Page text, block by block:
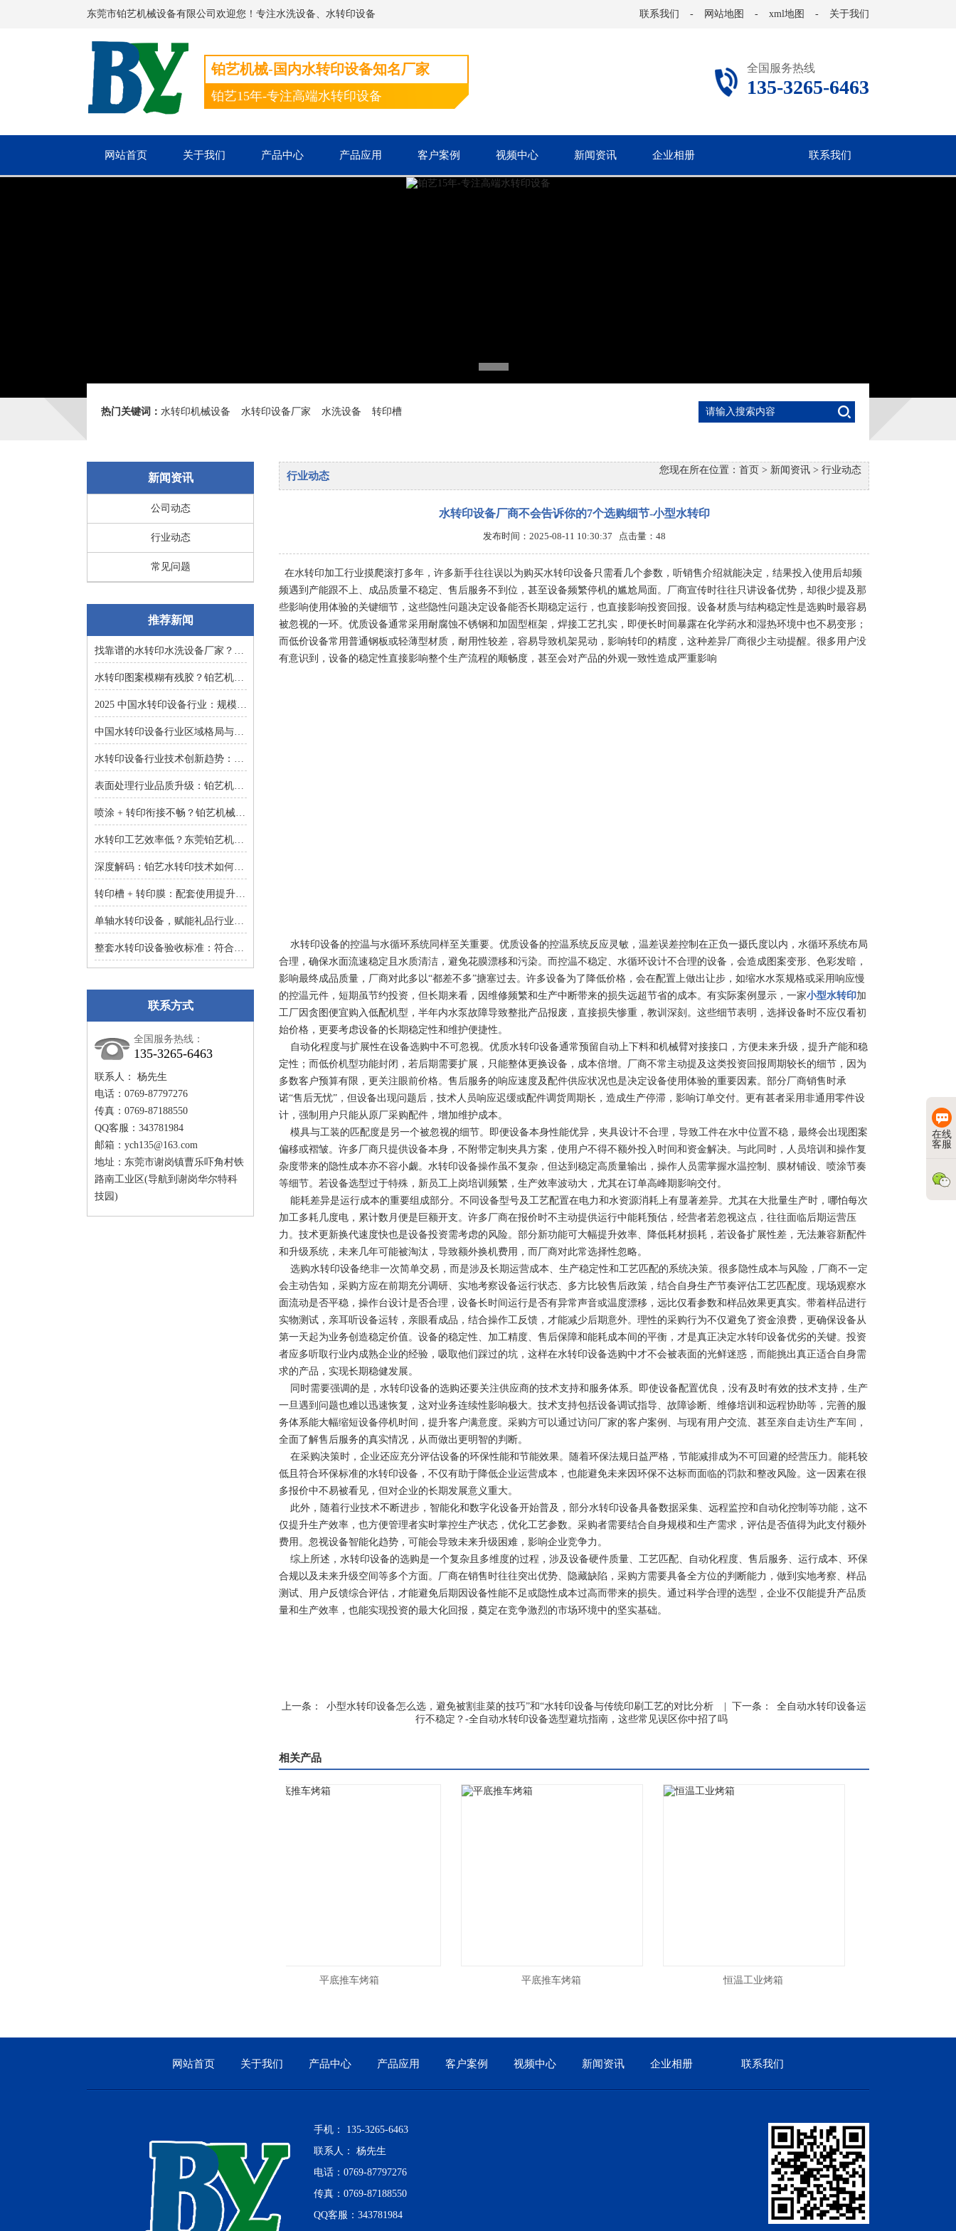
东莞市铂艺机械设备有限公司欢迎您！专注水洗设备、水转印设备 联系我们 - 网站地图 - xml地图 - 关于我们
铂艺机械-国内水转印设备知名厂家
铂艺15年-专注高端水转印设备
全国服务热线
135-3265-6463
网站首页 关于我们 产品中心 产品应用 客户案例 视频中心 新闻资讯 企业相册 联系我们
热门关键词： 水转印机械设备 水转印设备厂家 水洗设备 转印槽
新闻资讯
公司动态
行业动态
常见问题
推荐新闻
找靠谱的水转印水洗设备厂家？东莞铂艺机械提供一对一非标定制
水转印图案模糊有残胶？铂艺机械自动化水洗设备一键解决难题
2025 中国水转印设备行业：规模扩张、结构优化与增长逻辑深度解析
中国水转印设备行业区域格局与投资机会：集群效应与增量市场的双重红利
水转印设备行业技术创新趋势：智能化、环保化与精密化的突围之路
表面处理行业品质升级：铂艺机械水转印设备重塑装饰工艺新标准
喷涂 + 转印衔接不畅？铂艺机械：自动喷涂生产线 + 水转印设备，实现全流程自动化
水转印工艺效率低？东莞铂艺机械：整套水转印设备，适配多场景生产需求
深度解码：铂艺水转印技术如何重新定义曲面包装价值链
转印槽 + 转印膜：配套使用提升实验成功率-铂艺机械设备有限公司
单轴水转印设备，赋能礼品行业小批量定制：高效、省心、低成本-铂艺机械设备有限公司
整套水转印设备验收标准：符合行业质量规范是核心-铂艺机械设备有限公司
联系方式
全国服务热线：
135-3265-6463
联系人： 杨先生
电话：0769-87797276
传真：0769-87188550
QQ客服：343781984
邮箱： ych135@163.com
地址：东莞市谢岗镇曹乐吓角村铁
路南工业区(导航到谢岗华尔特科
技园)
您现在所在位置： 首页 > 新闻资讯 > 行业动态
行业动态
水转印设备厂商不会告诉你的7个选购细节-小型水转印
发布时间：2025-08-11 10:30:37 点击量： 48
在水转印加工行业摸爬滚打多年，许多新手往往误以为购买水转印设备只需看几个参数，听销售介绍就能决定，结果投入使用后却频
频遇到产能跟不上、成品质量不稳定、售后服务不到位，甚至设备频繁停机的尴尬局面。厂商宣传时往往只讲设备优势，却很少提及那
些影响使用体验的关键细节，这些隐性问题决定设备能否长期稳定运行，也直接影响投资回报。设备材质与结构稳定性是选购时最容易
被忽视的一环。优质设备通常采用耐腐蚀不锈钢和加固型框架，焊接工艺扎实，即便长时间暴露在化学药水和湿热环境中也不易变形；
而低价设备常用普通钢板或轻薄型材质，耐用性较差，容易导致机架晃动，影响转印的精度，这种差异厂商很少主动提醒。很多用户没
有意识到，设备的稳定性直接影响整个生产流程的顺畅度，甚至会对产品的外观一致性造成严重影响
水转印设备的控温与水循环系统同样至关重要。优质设备的控温系统反应灵敏，温差误差控制在正负一摄氏度以内，水循环系统布局
合理，确保水面流速稳定且水质清洁，避免花膜漂移和污染。而控温不稳定、水循环设计不合理的设备，会造成图案变形、色彩发暗，
影响最终成品质量，厂商对此多以“都差不多”搪塞过去。许多设备为了降低价格，会在配置上做出让步，如缩水水泵规格或采用响应慢
的控温元件，短期虽节约投资，但长期来看，因维修频繁和生产中断带来的损失远超节省的成本。有实际案例显示，一家小型水转印加
工厂因贪图便宜购入低配机型，半年内水泵故障导致整批产品报废，直接损失惨重，教训深刻。这些细节表明，选择设备时不应仅看初
始价格，更要考虑设备的长期稳定性和维护便捷性。
自动化程度与扩展性在设备选购中不可忽视。优质水转印设备通常预留自动上下料和机械臂对接接口，方便未来升级，提升产能和稳
定性；而低价机型功能封闭，若后期需要扩展，只能整体更换设备，成本倍增。厂商不常主动提及这类投资回报周期较长的细节，因为
多数客户预算有限，更关注眼前价格。售后服务的响应速度及配件供应状况也是决定设备使用体验的重要因素。部分厂商销售时承
诺“售后无忧”，但设备出现问题后，技术人员响应迟缓或配件调货周期长，造成生产停滞，影响订单交付。更有甚者采用非通用零件设
计，强制用户只能从原厂采购配件，增加维护成本。
模具与工装的匹配度是另一个被忽视的细节。即便设备本身性能优异，夹具设计不合理，导致工件在水中位置不稳，最终会出现图案
偏移或褶皱。许多厂商只提供设备本身，不附带定制夹具方案，使用户不得不额外投入时间和资金解决。与此同时，人员培训和操作复
杂度带来的隐性成本亦不容小觑。水转印设备操作虽不复杂，但达到稳定高质量输出，操作人员需掌握水温控制、膜材铺设、喷涂节奏
等细节。若设备选型过于特殊，新员工上岗培训频繁，生产效率波动大，尤其在订单高峰期影响交付。
能耗差异是运行成本的重要组成部分。不同设备型号及工艺配置在电力和水资源消耗上有显著差异。尤其在大批量生产时，哪怕每次
加工多耗几度电，累计数月便是巨额开支。许多厂商在报价时不主动提供运行中能耗预估，经营者若忽视这点，往往面临后期运营压
力。技术更新换代速度快也是设备投资需考虑的风险。部分新功能可大幅提升效率、降低耗材损耗，若设备扩展性差，无法兼容新配件
和升级系统，未来几年可能被淘汰，导致额外换机费用，而厂商对此常选择性忽略。
选购水转印设备绝非一次简单交易，而是涉及长期运营成本、生产稳定性和工艺匹配的系统决策。很多隐性成本与风险，厂商不一定
会主动告知，采购方应在前期充分调研、实地考察设备运行状态、多方比较售后政策，结合自身生产节奏评估工艺匹配度。现场观察水
面流动是否平稳，操作台设计是否合理，设备长时间运行是否有异常声音或温度漂移，远比仅看参数和样品效果更真实。带着样品进行
实物测试，亲耳听设备运转，亲眼看成品，结合操作工反馈，才能减少后期意外。理性的采购行为不仅避免了资金浪费，更确保设备从
第一天起为业务创造稳定价值。设备的稳定性、加工精度、售后保障和能耗成本间的平衡，才是真正决定水转印设备优劣的关键。投资
者应多听取行业内成熟企业的经验，吸取他们踩过的坑，这样在水转印设备选购中才不会被表面的光鲜迷惑，而能挑出真正适合自身需
求的产品，实现长期稳健发展。
同时需要强调的是，水转印设备的选购还要关注供应商的技术支持和服务体系。即使设备配置优良，没有及时有效的技术支持，生产
一旦遇到问题也难以迅速恢复，这对业务连续性影响极大。技术支持包括设备调试指导、故障诊断、维修培训和远程协助等，完善的服
务体系能大幅缩短设备停机时间，提升客户满意度。采购方可以通过访问厂家的客户案例、与现有用户交流、甚至亲自走访生产车间，
全面了解售后服务的真实情况，从而做出更明智的判断。
在采购决策时，企业还应充分评估设备的环保性能和节能效果。随着环保法规日益严格，节能减排成为不可回避的经营压力。能耗较
低且符合环保标准的水转印设备，不仅有助于降低企业运营成本，也能避免未来因环保不达标而面临的罚款和整改风险。这一因素在很
多报价中不易被看见，但对企业的长期发展意义重大。
此外，随着行业技术不断进步，智能化和数字化设备开始普及，部分水转印设备具备数据采集、远程监控和自动化控制等功能，这不
仅提升生产效率，也方便管理者实时掌控生产状态，优化工艺参数。采购者需要结合自身规模和生产需求，评估是否值得为此支付额外
费用。忽视设备智能化趋势，可能会导致未来升级困难，影响企业竞争力。
综上所述，水转印设备的选购是一个复杂且多维度的过程，涉及设备硬件质量、工艺匹配、自动化程度、售后服务、运行成本、环保
合规以及未来升级空间等多个方面。厂商在销售时往往突出优势、隐藏缺陷，采购方需要具备全方位的判断能力，做到实地考察、样品
测试、用户反馈综合评估，才能避免后期因设备性能不足或隐性成本过高而带来的损失。通过科学合理的选型，企业不仅能提升产品质
量和生产效率，也能实现投资的最大化回报，奠定在竞争激烈的市场环境中的坚实基础。
上一条： 小型水转印设备怎么选，避免被割韭菜的技巧”和“水转印设备与传统印刷工艺的对比分析 | 下一条：
全自动水转印设备运
行不稳定？-全自动水转印设备选型避坑指南，这些常见误区你中招了吗
相关产品
平底推车烤箱 平底推车烤箱 恒温工业烤箱
网站首页 关于我们 产品中心 产品应用 客户案例 视频中心 新闻资讯 企业相册 联系我们
手机： 135-3265-6463
联系人： 杨先生
电话：0769-87797276
传真：0769-87188550
QQ客服：343781984
在线
客服